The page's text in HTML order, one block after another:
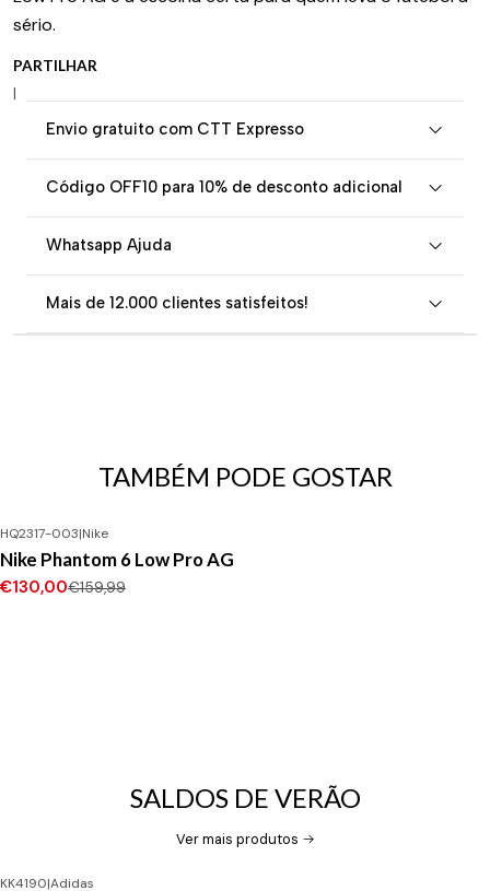
sério.
PARTILHAR
|
Envio gratuito com CTT Expresso
Código OFF10 para 10% de desconto adicional
Whatsapp Ajuda
Mais de 12.000 clientes satisfeitos!
TAMBÉM PODE GOSTAR
-19% DESCONTO
HQ2317-003|Nike
Nike Phantom 6 Low Pro AG
€130,00€159,99
SALDOS DE VERÃO
Ver mais produtos
KK4190|Adidas